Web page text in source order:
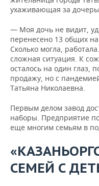
ухаживающая за
— Моя дочь не видит,
перенесено 13 общих
Сколько могла,
сложная ситуация. К
осталось на один глаз,
продажу, но с
Татьяна Николаевна.
Первым делом завод
наборы. Предприятие
еще многим семьям в
СЕМЕЙ С